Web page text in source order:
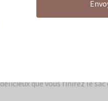
d’abeille), huile de Prunus
Chinensis (jojoba).
que vous finirez le sac